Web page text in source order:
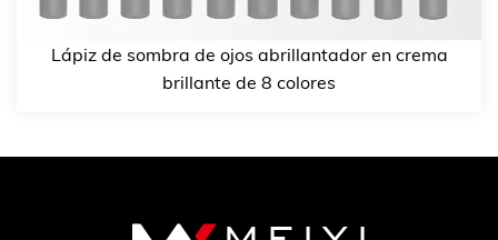
Lápiz de sombra de ojos abrillantador en crema
brillante de 8 colores